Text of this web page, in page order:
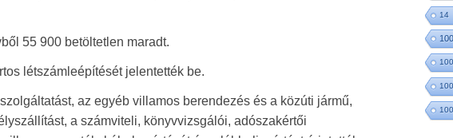
55 900 betöltetlen maradt.
létszámleépítését jelentették be.
az egyéb villamos berendezés és a közúti jármű,
a számviteli, könyvvizsgálói, adószakértői
14